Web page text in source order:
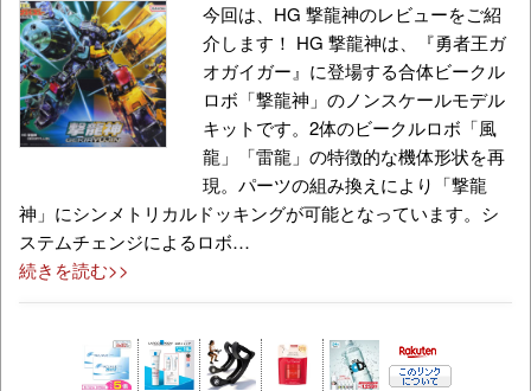
今回は、HG 撃龍神のレビューをご紹
介します！ HG 撃龍神は、『勇者王ガ
オガイガー』に登場する合体ビークル
ロボ「撃龍神」のノンスケールモデル
キットです。2体のビークルロボ「風
龍」「雷龍」の特徴的な機体形状を再
現。パーツの組み換えにより「撃龍
神」にシンメトリカルドッキングが可能となっています。シ
ステムチェンジによるロボ…
続きを読む>>